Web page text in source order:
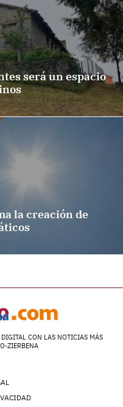
será un espacio
la creación de
CON LAS NOTICIAS MÁS
ZIERBENA